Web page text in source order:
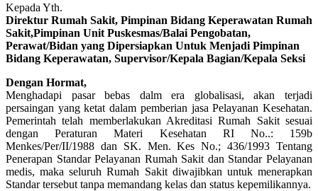
Kepada Yth.
Direktur Rumah Sakit, Pimpinan Bidang Keperawatan Rumah
Sakit,Pimpinan Unit Puskesmas/Balai Pengobatan,
Perawat/Bidan yang Dipersiapkan Untuk Menjadi Pimpinan
Bidang Keperawatan, Supervisor/Kepala Bagian/Kepala Seksi
Dengan Hormat,
Menghadapi pasar bebas dalm era globalisasi, akan terjadi
persaingan yang ketat dalam pemberian jasa Pelayanan Kesehatan.
Pemerintah telah memberlakukan Akreditasi Rumah Sakit sesuai
dengan Peraturan Materi Kesehatan RI No..: 159b
Menkes/Per/II/1988 dan SK. Men. Kes No.; 436/1993 Tentang
Penerapan Standar Pelayanan Rumah Sakit dan Standar Pelayanan
medis, maka seluruh Rumah Sakit diwajibkan untuk menerapkan
Standar tersebut tanpa memandang kelas dan status kepemilikannya.